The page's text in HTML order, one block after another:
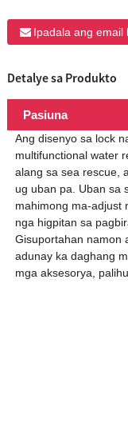
Ipadala ang email
Detalye sa Produkto
Pasiuna
Ang disenyo sa lock
multifunctional water
alang sa sea rescue,
ug uban pa. Uban sa
mahimong ma-adjust
nga higpitan sa
Gisuportahan namon
adunay ka daghang
mga aksesorya,